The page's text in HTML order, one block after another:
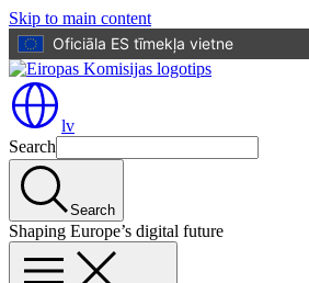
Skip to main content
Oficiāla ES tīmekļa vietne
lv
Search
Search
Shaping Europe’s digital future